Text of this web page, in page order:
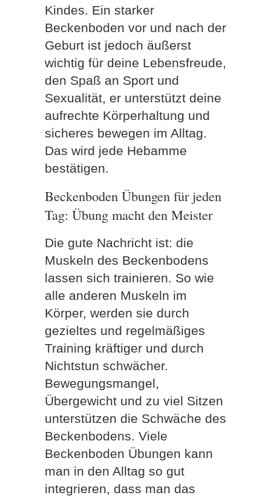
Kindes. Ein starker
Beckenboden vor und nach der
Geburt ist jedoch äußerst
wichtig für deine Lebensfreude,
den Spaß an Sport und
Sexualität, er unterstützt deine
aufrechte Körperhaltung und
sicheres bewegen im Alltag.
Das wird jede Hebamme
bestätigen.
Beckenboden Übungen für jeden
Tag: Übung macht den Meister
Die gute Nachricht ist: die
Muskeln des Beckenbodens
lassen sich trainieren. So wie
alle anderen Muskeln im
Körper, werden sie durch
gezieltes und regelmäßiges
Training kräftiger und durch
Nichtstun schwächer.
Bewegungsmangel,
Übergewicht und zu viel Sitzen
unterstützen die Schwäche des
Beckenbodens. Viele
Beckenboden Übungen kann
man in den Alltag so gut
integrieren, dass man das